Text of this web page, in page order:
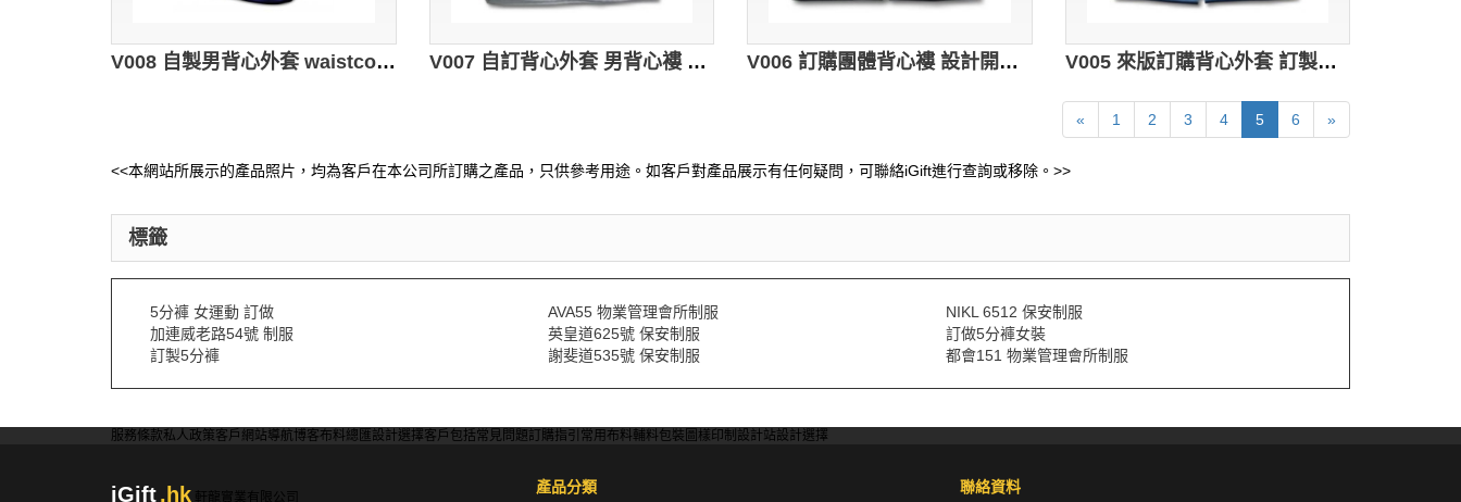
V008 自製男背心外套 waistcoat design down vest 訂購推廣背心褸 設計廣告背心製造商 V007 自訂背心外套 男背心褸 英文 waistcoat design 訂購團體淨色背心褸 背心批發商 V006 訂購團體背心褸 設計開胸背心 自訂背心制服外套 rash vest 淨色背心批發 V005 來版訂購背心外套 訂製職業背心褸 訂做公司背心 背心批發商
« 1 2 3 4 5 6 »
<<本網站所展示的產品照片，均為客戶在本公司所訂購之產品，只供參考用途。如客戶對產品展示有任何疑問，可聯絡iGift進行查詢或移除。>>
標籤
5分褲 女運動 訂做 AVA55 物業管理會所制服
NIKL 6512 保安制服
加連威老路54號 制服
英皇道625號 保安制服
訂做5分褲女裝
訂製5分褲
謝斐道535號 保安制服 都會151 物業管理會所制服
服務條款私人政策客戶 網站導航博客布料總匯設計選擇客戶包括常見問題訂購指引 常用布料輔料包裝 圖樣印制 設計站設計選擇
iGift.hk 軒龍實業有限公司
產品分類 聯絡資料